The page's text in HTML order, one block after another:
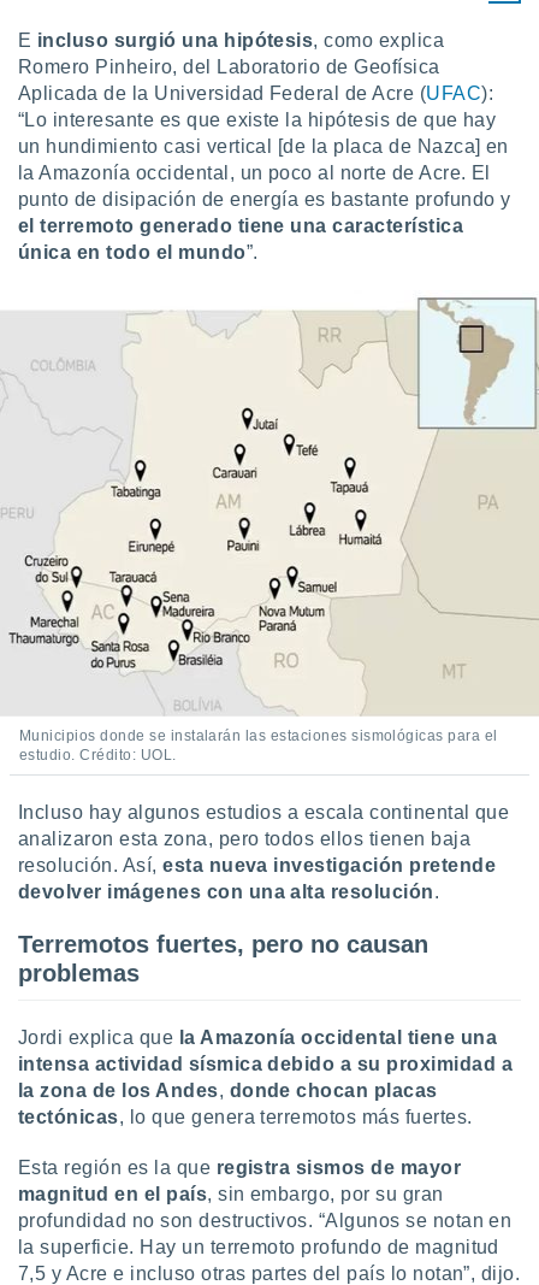
utilizar
crear un
uso de
la
contenido
medir el
del
de
a través
de
de
con el
e
mediante
publicidad
de
1199
E incluso surgió una hipótesis, como explica
Romero Pinheiro, del Laboratorio de Geofísica
Aplicada de la Universidad Federal de Acre (UFAC):
“Lo interesante es que existe la hipótesis de que hay
un hundimiento casi vertical [de la placa de Nazca] en
la Amazonía occidental, un poco al norte de Acre. El
punto de disipación de energía es bastante profundo y
el terremoto generado tiene una característica
única en todo el mundo”.
Municipios donde se instalarán las estaciones sismológicas para el
estudio. Crédito: UOL.
Incluso hay algunos estudios a escala continental que
analizaron esta zona, pero todos ellos tienen baja
resolución. Así,esta nueva investigación pretende
devolver imágenes con una alta resolución.
Terremotos fuertes, pero no causan
problemas
Jordi explica que la Amazonía occidental tiene una
intensa actividad sísmica debido a su proximidad a
la zona de los Andes, donde chocan placas
tectónicas, lo que genera terremotos más fuertes.
Esta región es la que registra sismos de mayor
magnitud en el país, sin embargo, por su gran
profundidad no son destructivos. “Algunos se notan en
la superficie. Hay un terremoto profundo de magnitud
7,5 y Acre e incluso otras partes del país lo notan”, dijo.